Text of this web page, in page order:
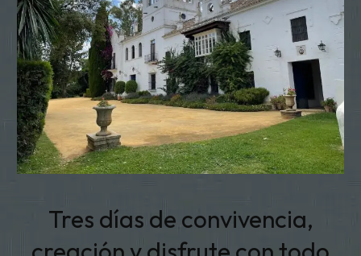
Tres días de convivencia,